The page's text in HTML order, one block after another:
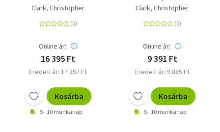
Ersten Weltkrieg zog
Clark, Christopher
Online ár:
16 395 Ft
Eredeti ár: 17 257 Ft
Kosárba
5 - 10 munkanap
ersten Weltkrieg zog
Clark, Christopher
Online ár:
9 391 Ft
Eredeti ár: 9 885 Ft
Kosárba
5 - 10 munkanap